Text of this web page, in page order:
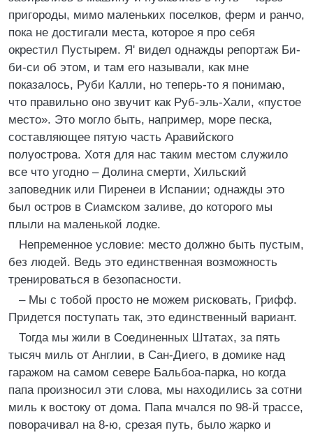
пригороды, мимо маленьких поселков, ферм и ранчо,
пока не достигали места, которое я про себя
окрестил Пустырем. Я' видел однажды репортаж Би-
би-си об этом, и там его называли, как мне
показалось, Руби Калли, но теперь-то я понимаю,
что правильно оно звучит как Руб-эль-Хали, «пустое
место». Это могло быть, например, море песка,
составляющее пятую часть Аравийского
полуострова. Хотя для нас таким местом служило
все что угодно – Долина смерти, Хильский
заповедник или Пиренеи в Испании; однажды это
был остров в Сиамском заливе, до которого мы
плыли на маленькой лодке.
Непременное условие: место должно быть пустым,
без людей. Ведь это единственная возможность
тренироваться в безопасности.
– Мы с тобой просто не можем рисковать, Грифф.
Придется поступать так, это единственный вариант.
Тогда мы жили в Соединенных Штатах, за пять
тысяч миль от Англии, в Сан-Диего, в домике над
гаражом на самом севере Бальбоа-парка, но когда
папа произносил эти слова, мы находились за сотни
миль к востоку от дома. Папа мчался по 98-й трассе,
поворачивал на 8-ю, срезая путь, было жарко и